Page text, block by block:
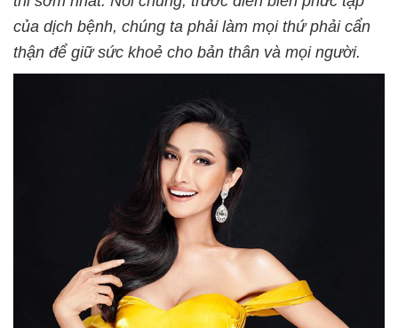
của dịch bệnh, chúng ta phải làm mọi thứ phải cẩn
thận để giữ sức khoẻ cho bản thân và mọi người.